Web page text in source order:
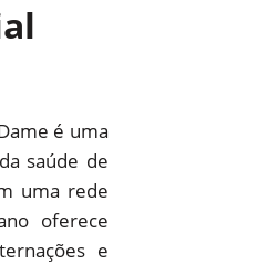
é uma
saúde de
uma rede
oferece
e